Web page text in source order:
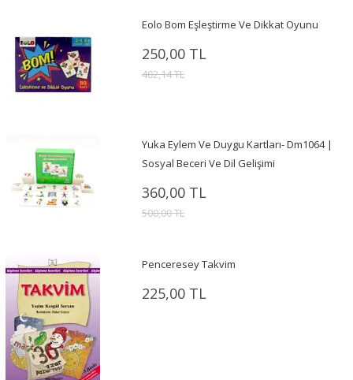
Eolo Bom Eşleştirme Ve Dikkat Oyunu
250,00 TL
402,14 TL
Yuka Eylem Ve Duygu Kartları- Dm1064 |
Sosyal Beceri Ve Dil Gelişimi
360,00 TL
500,00 TL
Penceresey Takvim
225,00 TL